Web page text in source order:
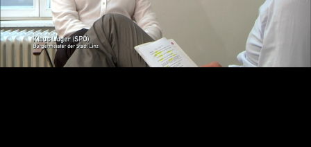
Video